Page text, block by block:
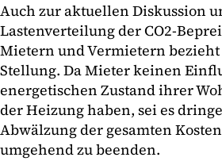
Auch zur aktuellen Diskussion
Lastenverteilung der CO2-
Mietern und Vermietern bezieht
Stellung. Da Mieter keinen
energetischen Zustand ihrer
der Heizung haben, sei es
Abwälzung der gesamten
umgehend zu beenden.